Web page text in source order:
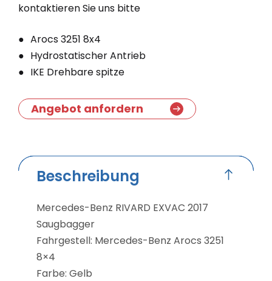
kontaktieren Sie uns bitte
Arocs 3251 8x4
Hydrostatischer Antrieb
IKE Drehbare spitze
Angebot anfordern
Beschreibung
Mercedes-Benz RIVARD EXVAC 2017
Saugbagger
Fahrgestell: Mercedes-Benz Arocs 3251
8×4
Farbe: Gelb